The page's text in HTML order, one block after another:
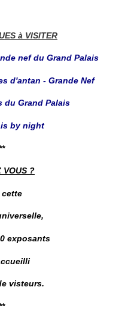
à VISITER
nef du Grand Palais
d'antan - Grande Nef
du Grand Palais
by night
VOUS ?
cette
,
exposants
visteurs.